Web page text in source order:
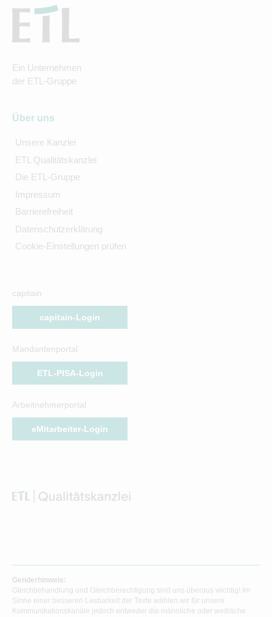
Ein Unternehmen
der ETL-Gruppe
Über uns
Unsere Kanzlei
ETL Qualitätskanzlei
Die ETL-Gruppe
Impressum
Barrierefreiheit
Datenschutzerklärung
Cookie-Einstellungen prüfen
capitain
capitain-Login
Mandantenportal
ETL-PISA-Login
Arbeitnehmerportal
eMitarbeiter-Login
Genderhinweis:
Gleichbehandlung und Gleichberechtigung sind uns überaus wichtig! Im
Sinne einer besseren Lesbarkeit der Texte wählen wir für unsere
Kommunikationskanäle jedoch entweder die männliche oder weibliche